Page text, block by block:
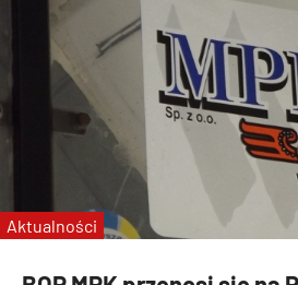
Aktualności